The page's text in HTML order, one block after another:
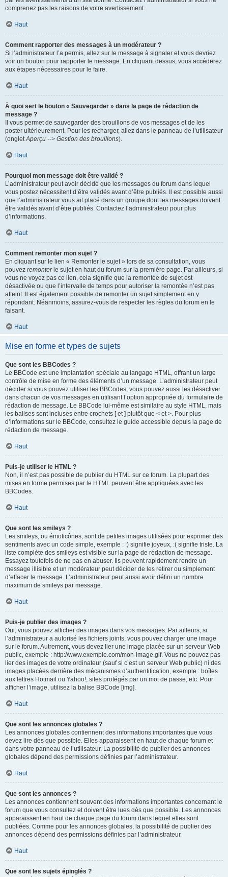
comprenez pas les raisons de votre avertissement.
Haut
Comment rapporter des messages à un modérateur ?
Si l’administrateur l’a permis, allez sur le message à signaler et vous devriez
voir un bouton pour rapporter le message. En cliquant dessus, vous accéderez
aux étapes nécessaires pour le faire.
Haut
À quoi sert le bouton « Sauvegarder » dans la page de rédaction de
message ?
Il vous permet de sauvegarder des brouillons de vos messages et de les
poster ultérieurement. Pour les recharger, allez dans le panneau de l’utilisateur
(ongletAperçu --> Gestion des brouillons).
Haut
Pourquoi mon message doit être validé ?
L’administrateur peut avoir décidé que les messages du forum dans lequel
vous postez nécessitent d’être validés avant d’être publiés. Il est possible aussi
que l’administrateur vous ait placé dans un groupe dont les messages doivent
être validés avant d’être publiés. Contactez l’administrateur pour plus
d’informations.
Haut
Comment remonter mon sujet ?
En cliquant sur le lien « Remonter le sujet » lors de sa consultation, vous
pouvez remonterle sujet en haut du forum sur la première page. Par ailleurs, si
vous ne voyez pas ce lien, cela signifie que la remontée de sujet est
désactivée ou que l’intervalle de temps pour autoriser la remontée n’est pas
atteint. Il est également possible de remonter un sujet simplement en y
répondant. Néanmoins, assurez-vous de respecter les règles du forum en le
faisant.
Haut
Mise en forme et types de sujets
Que sont les BBCodes ?
Le BBCode est une implantation spéciale au langage HTML, offrant un large
contrôle de mise en forme des éléments d’un message. L’administrateur peut
décider si vous pouvez utiliser les BBCodes, vous pouvez aussi les désactiver
dans chacun de vos messages en utilisant l’option appropriée du formulaire de
rédaction de message. Le BBCode lui-même est similaire au style HTML, mais
les balises sont incluses entre crochets [ et ] plutôt que < et >. Pour plus
d’informations sur le BBCode, consultez le guide accessible depuis la page de
rédaction de message.
Haut
Puis-je utiliser le HTML ?
Non, il n’est pas possible de publier du HTML sur ce forum. La plupart des
mises en forme permises par le HTML peuvent être appliquées avec les
BBCodes.
Haut
Que sont les smileys ?
Les smileys, ou émoticônes, sont de petites images utilisées pour exprimer des
sentiments avec un code simple, exemple : :) signifie joyeux, :( signifie triste. La
liste complète des smileys est visible sur la page de rédaction de message.
Essayez toutefois de ne pas en abuser. Ils peuvent rapidement rendre un
message illisible et un modérateur peut décider de les retirer ou simplement
d’effacer le message. L’administrateur peut aussi avoir défini un nombre
maximum de smileys par message.
Haut
Puis-je publier des images ?
Oui, vous pouvez afficher des images dans vos messages. Par ailleurs, si
l’administrateur a autorisé les fichiers joints, vous pouvez charger une image
sur le forum. Autrement, vous devez lier une image placée sur un serveur Web
public, exemple : http://www.exemple.com/mon-image.gif. Vous ne pouvez pas
lier des images de votre ordinateur (sauf si c’est un serveur Web public) ni des
images placées derrière des mécanismes d’authentification, exemple : boîtes
aux lettres Hotmail ou Yahoo!, sites protégés par un mot de passe, etc. Pour
afficher l’image, utilisez la balise BBCode [img].
Haut
Que sont les annonces globales ?
Les annonces globales contiennent des informations importantes que vous
devez lire dès que possible. Elles apparaissent en haut de chaque forum et
dans votre panneau de l’utilisateur. La possibilité de publier des annonces
globales dépend des permissions définies par l’administrateur.
Haut
Que sont les annonces ?
Les annonces contiennent souvent des informations importantes concernant le
forum que vous consultez et doivent être lues dès que possible. Les annonces
apparaissent en haut de chaque page du forum dans lequel elles sont
publiées. Comme pour les annonces globales, la possibilité de publier des
annonces dépend des permissions définies par l’administrateur.
Haut
Que sont les sujets épinglés ?